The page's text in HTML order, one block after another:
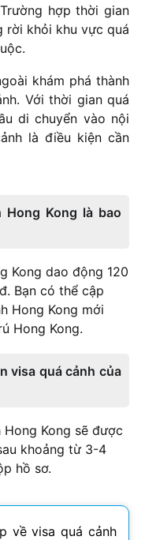
hợp thời gian
rời khỏi khu vực quá
khám phá thành
Với thời gian quá
di chuyển vào nội
là điều kiện cần
Kong là bao
Kong dao động 120
Bạn có thể cập
Hong Kong mới
Hong Kong.
visa quá cảnh của
Kong sẽ được
khoảng từ 3-4
hồ sơ.
về visa quá cảnh